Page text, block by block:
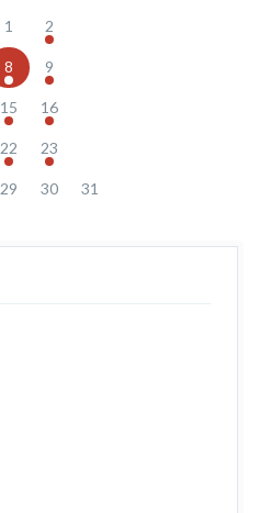
1 2
8 9
15 16
22 23
29 30 31